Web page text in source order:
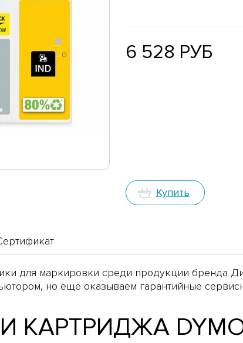
6 528 РУБ
Купить
для маркировки среди продукции бренда
но ещё оказываем гарантийные
КАРТРИДЖА DYMO